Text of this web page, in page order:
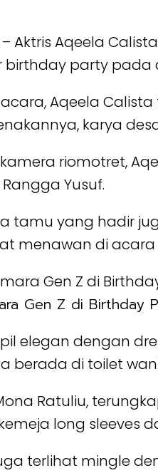
Aktris Aqeela
party pada
Aqeela
karya
riomotret,
Yusuf.
tamu yang hadir
menawan di
Gen Z di Birthday
elegan dengan
berada di toilet
Ratuliu,
long sleeves
terlihat mingle